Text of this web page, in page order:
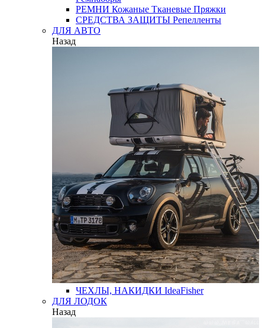
РЕМНИ Кожаные Тканевые Пряжки
СРЕДСТВА ЗАЩИТЫ Репелленты
ДЛЯ АВТО
Назад
ЧЕХЛЫ, НАКИДКИ IdeaFisher
ДЛЯ ЛОДОК
Назад